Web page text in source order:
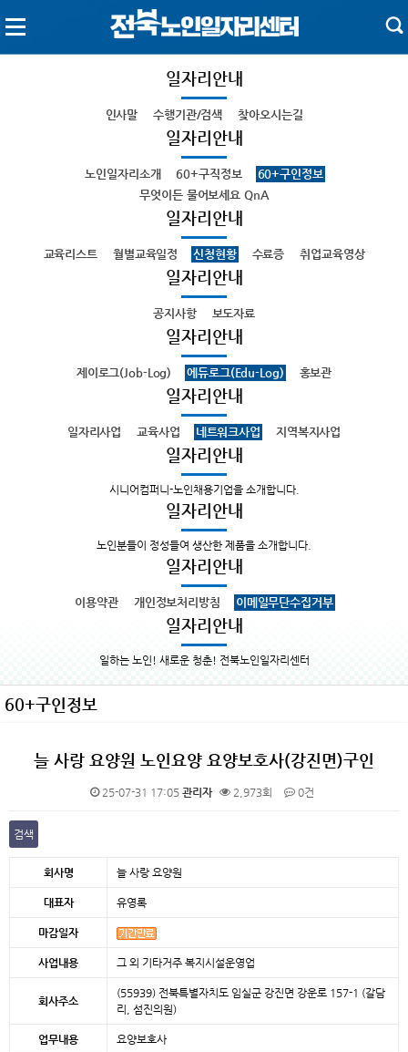
일자리안내
인사말 수행기관/검색 찾아오시는길
일자리안내
노인일자리소개 60+구직정보
60+구인정보
무엇이든 물어보세요 QnA
일자리안내
교육리스트 월별교육일정 신청현황 수료증 취업교육영상
일자리안내
공지사항 보도자료
일자리안내
제이로그(Job-Log) 에듀로그(Edu-Log) 홍보관
일자리안내
일자리사업 교육사업 네트워크사업 지역복지사업
일자리안내
시니어컴퍼니-노인채용기업을 소개합니다.
일자리안내
노인분들이 정성들여 생산한 제품을 소개합니다.
일자리안내
이용약관 개인정보처리방침 이메일무단수집거부
일자리안내
일하는 노인! 새로운 청춘! 전북노인일자리센터
60+구인정보
늘 사랑 요양원 노인요양 요양보호사(강진면)구인
25-07-31 17:05 관리자 2,973회 0건
검색
회사명 늘 사랑 요양원
대표자 유영록
마감일자
사업내용 그 외 기타거주 복지시설운영업
회사주소
(55939) 전북특별자치도 임실군 강진면 강운로 157-1 (갈담
리, 섬진의원)
업무내용 요양보호사